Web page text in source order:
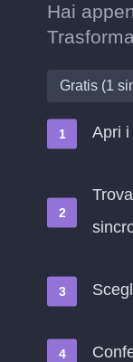
Hai
Gratis (1
Apri i